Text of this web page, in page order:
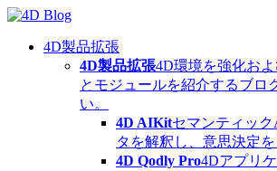
Skip
content4D製品拡張
4D製品拡張4D環境を強化お
とモジュールを紹介するブロ
い。
4D AIKitセマンティッ
タを解釈し、意思決定を
4D Qodly Pro4Dアプリ